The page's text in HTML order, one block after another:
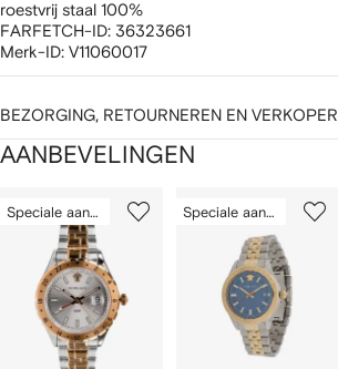
roestvrij staal 100%
FARFETCH-ID: 36323661
Merk-ID: V11060017
BEZORGING, RETOURNEREN EN VERKOPER
AANBEVELINGEN
van
Speciale aanbieding
van
Speciale aanbieding